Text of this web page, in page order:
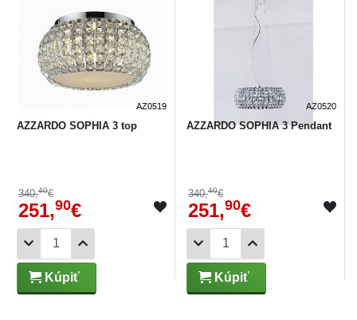
AZ0519
AZZARDO SOPHIA 3 top
340,40€
251,90€
Kúpiť
AZ0520
AZZARDO SOPHIA 3 Pendant
340,40€
251,90€
Kúpiť